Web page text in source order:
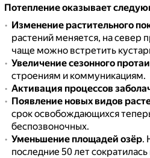
Потепление оказывает
Изменение растительного
растений меняется, на север
чаще можно встретить
Увеличение сезонного
строениям и коммуникациям.
Активация процессов
Появление новых видов
срок освобождающихся
беспозвоночных.
Уменьшение площадей озёр.
последние 50 лет